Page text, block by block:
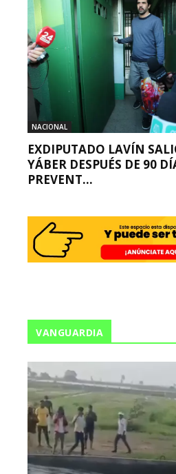
NACIONAL
EXDIPUTADO LAVÍN
YÁBER DESPUÉS DE 90
PREVENT...
VANGUARDIA